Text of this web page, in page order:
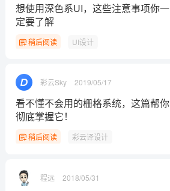
想使用深色系UI，这些注意事项你一
定要了解
稍后阅读 UI设计
彩云Sky 2019/05/17
看不懂不会用的栅格系统，这篇帮你
彻底掌握它！
稍后阅读 彩云译设计
程远 2018/05/31